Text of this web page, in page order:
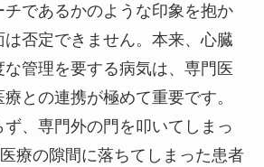
チであるかのような印象を抱か
否定できません。本来、心臓
管理を要する病気は、専門医
との連携が極めて重要です。
、専門外の門を叩いてしまっ
療の隙間に落ちてしまった患者